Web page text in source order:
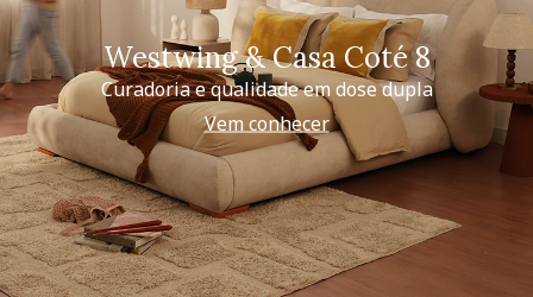
Westwing & Casa Coté 8
Curadoria e qualidade em dose dupla
Vem conhecer